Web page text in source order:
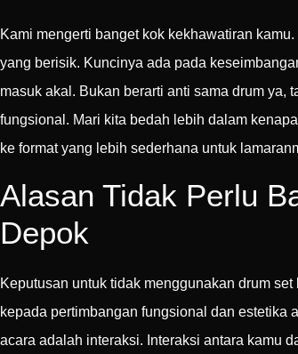
Kami mengerti banget kok kekhawatiran
yang berisik. Kuncinya ada pada
masuk akal. Bukan berarti anti sama drum ya,
fungsional. Mari kita bedah lebih dalam
ke format yang lebih sederhana untuk
Alasan Tidak Perlu
Depok
Keputusan untuk tidak menggunakan drum
kepada pertimbangan fungsional dan estetika
acara adalah interaksi. Interaksi antara kamu